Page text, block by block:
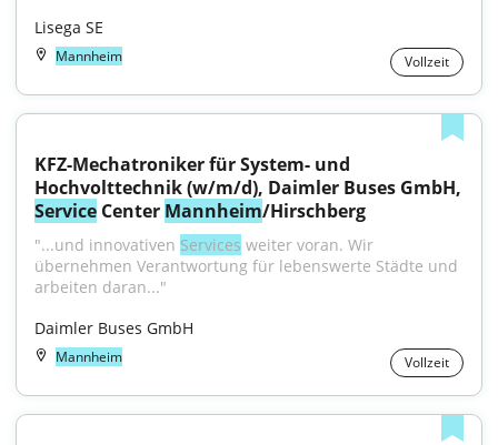
Lisega SE
Mannheim Vollzeit
KFZ-Mechatroniker für System- und
Service Center Mannheim/Hirschberg
"...und innovativen Services weiter voran. Wir
übernehmen Verantwortung für lebenswerte Städte und
arbeiten daran..."
Daimler Buses GmbH
Mannheim Vollzeit